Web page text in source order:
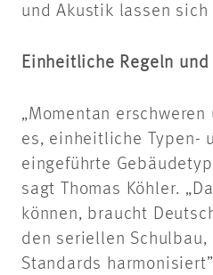
und Akustik lassen
Einheitliche Regeln
„Momentan
es, einheitliche Typen-
eingeführte
sagt Thomas Köhler.
können, braucht
den seriellen
Standards